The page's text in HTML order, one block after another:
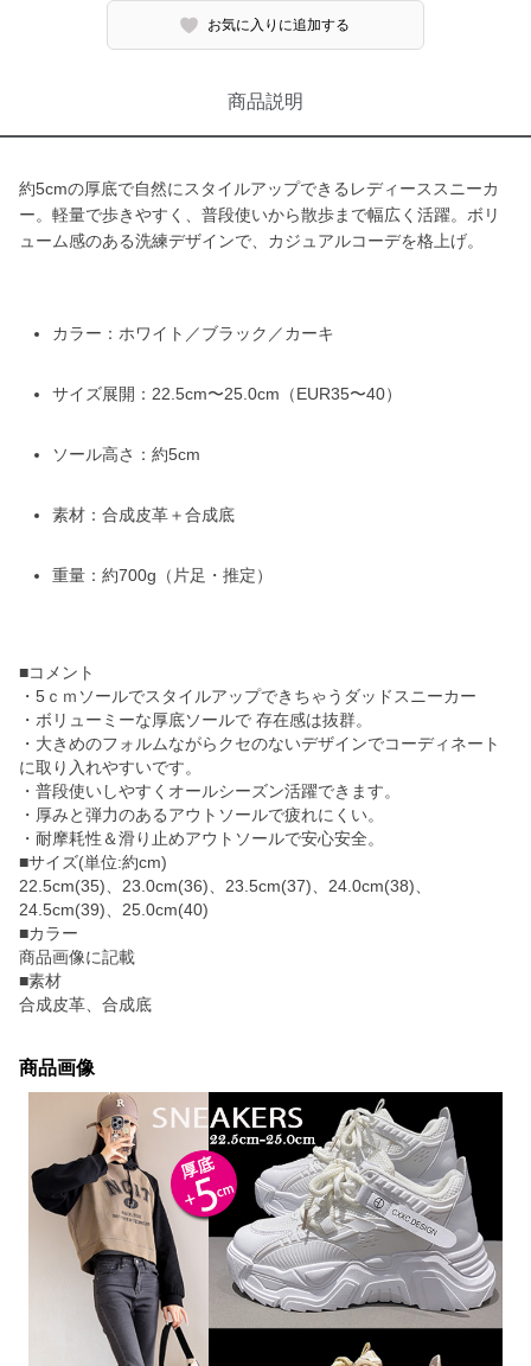
お気に入りに追加する
商品説明
約5cmの厚底で自然にスタイルアップできるレディーススニーカ
ー。軽量で歩きやすく、普段使いから散歩まで幅広く活躍。ボリ
ューム感のある洗練デザインで、カジュアルコーデを格上げ。
カラー：ホワイト／ブラック／カーキ
サイズ展開：22.5cm〜25.0cm（EUR35〜40）
ソール高さ：約5cm
素材：合成皮革＋合成底
重量：約700g（片足・推定）
■コメント
・5ｃｍソールでスタイルアップできちゃうダッドスニーカー
・ボリューミーな厚底ソールで 存在感は抜群。
・大きめのフォルムながらクセのないデザインでコーディネート
に取り入れやすいです。
・普段使いしやすくオールシーズン活躍できます。
・厚みと弾力のあるアウトソールで疲れにくい。
・耐摩耗性＆滑り止めアウトソールで安心安全。
■サイズ(単位:約cm)
22.5cm(35)、23.0cm(36)、23.5cm(37)、24.0cm(38)、
24.5cm(39)、25.0cm(40)
■カラー
商品画像に記載
■素材
合成皮革、合成底
商品画像